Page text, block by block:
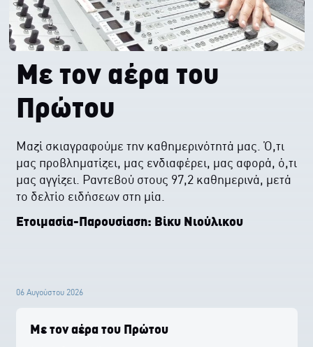
Με τον αέρα του
Πρώτου
Mαζί σκιαγραφούμε την καθημερινότητά μας. Ό,τι
μας προβληματίζει, μας ενδιαφέρει, μας αφορά, ό,τι
μας αγγίζει. Ραντεβού στους 97,2 καθημερινά, μετά
το δελτίο ειδήσεων στη μία.
Ετοιμασία-Παρουσίαση: Βίκυ Νιούλικου
06 Αυγούστου 2026
Με τον αέρα του Πρώτου